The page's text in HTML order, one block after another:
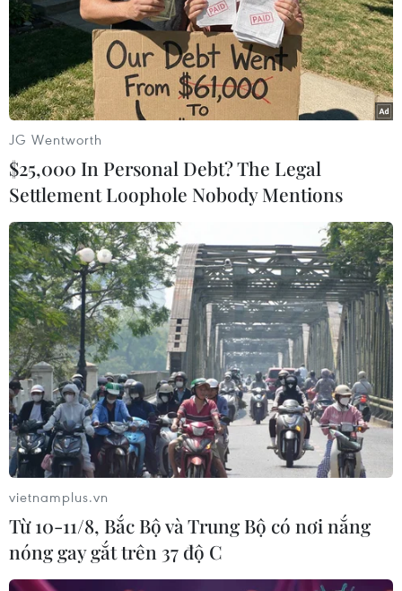
Nga cân nhắc gửi viện trợ nhân đạo cho
người dân Afghanistan
Đặc phái viên của Tổng thống Nga về Afghanistan, ông
Zamir Kabulov, cho biết Nga đang xem xét khả năng
gửi viện trợ nhân đạo bằng thực phẩm và thuốc men tới
Afghanistan trong tương lai gần.
JG Wentworth
$25,000 In Personal Debt? The Legal
Settlement Loophole Nobody Mentions
vietnamplus.vn
Từ 10-11/8, Bắc Bộ và Trung Bộ có nơi nắng
nóng gay gắt trên 37 độ C